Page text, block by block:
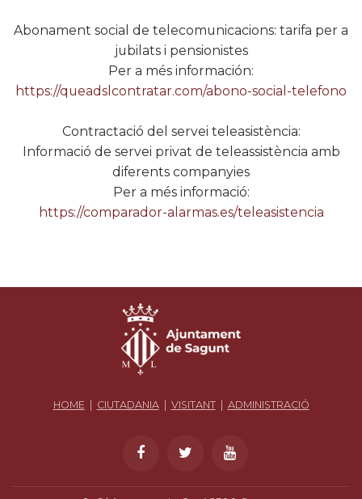
Abonament social de telecomunicacions: tarifa per a
jubilats i pensionistes
Per a més información:
https://queadslcontratar.com/abono-social-telefono
Contractació del servei teleasistència:
Informació de servei privat de teleassistència amb
diferents companyies
Per a més informació:
https://comparador-alarmas.es/teleasistencia
HOME| CIUTADANIA| VISITANT| ADMINISTRACIÓ